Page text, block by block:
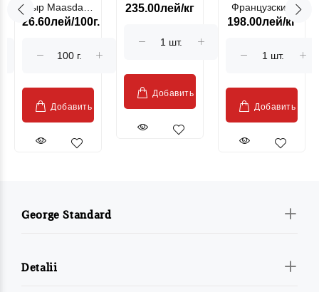
Сыр Maasdam
Sublime Cow
26.60лей/100г.
Добавить
лососевая
Moldovenesc"
235.00лей/кг
Добавить
Французский
гриль, кг
198.00лей/кг
Добавить
George Standard
Detalii